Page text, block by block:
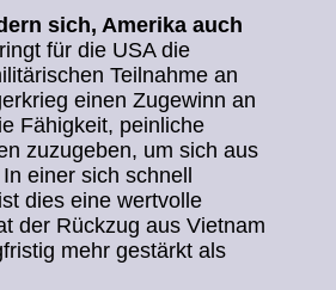
sich, Amerika auch
für die USA die
Teilnahme an
einen Zugewinn an
Fähigkeit, peinliche
zuzugeben, um sich aus
einer sich schnell
dies eine wertvolle
der Rückzug aus Vietnam
mehr gestärkt als